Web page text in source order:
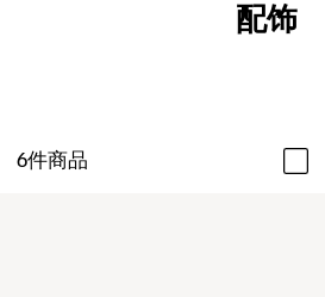
配饰
6件商品